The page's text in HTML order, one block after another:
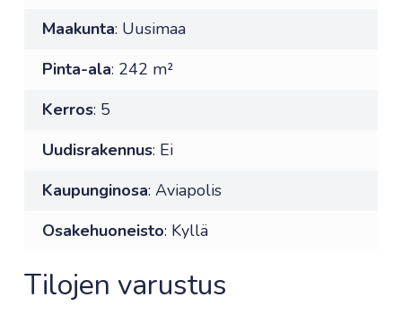
Maakunta: Uusimaa
Pinta-ala: 242 m²
Kerros: 5
Uudisrakennus: Ei
Kaupunginosa: Aviapolis
Osakehuoneisto: Kyllä
Tilojen varustus